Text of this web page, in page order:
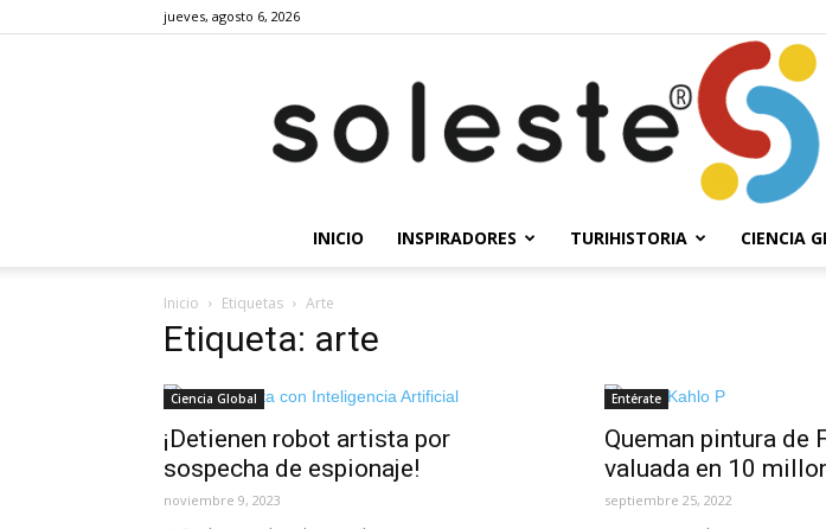
jueves, agosto 6, 2026
INICIO INSPIRADORES TURIHISTORIA CIENCIA
Inicio Etiquetas Arte
Etiqueta: arte
Ciencia Global
¡Detienen robot artista por
sospecha de espionaje!
noviembre 9, 2023
Entérate
Queman pintura de
valuada en 10
septiembre 25, 2022